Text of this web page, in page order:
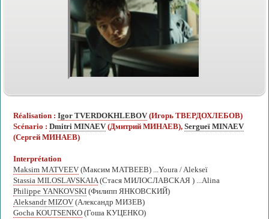
Réalisation : Igor TVERDOKHLEBOV (Игорь ТВЕРДОХЛЕБОВ)
Scénario : Dmitri MINAEV (Дмитрий МИНАЕВ), Sergueï MINAEV
(Сергей МИНАЕВ)
Interprétation
Maksim MATVEEV (Максим МАТВЕЕВ) ...Youra / Alekseï
Stassia MILOSLAVSKAIA (Стася МИЛОСЛАВСКАЯ ) ...Alina
Philippe YANKOVSKI (Филипп ЯНКОВСКИЙ)
Aleksandr MIZOV (Александр МИЗЕВ)
Gocha KOUTSENKO (Гоша КУЦЕНКО)